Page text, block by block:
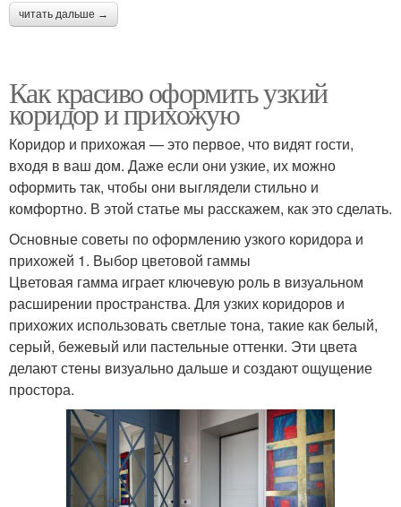
читать дальше →
Как красиво оформить узкий
коридор и прихожую
Коридор и прихожая — это первое, что видят гости,
входя в ваш дом. Даже если они узкие, их можно
оформить так, чтобы они выглядели стильно и
комфортно. В этой статье мы расскажем, как это сделать.
Основные советы по оформлению узкого коридора и
прихожей 1. Выбор цветовой гаммы
Цветовая гамма играет ключевую роль в визуальном
расширении пространства. Для узких коридоров и
прихожих использовать светлые тона, такие как белый,
серый, бежевый или пастельные оттенки. Эти цвета
делают стены визуально дальше и создают ощущение
простора.